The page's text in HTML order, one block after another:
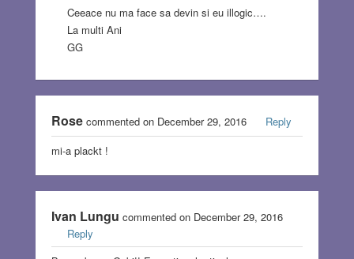
Ceeace nu ma face sa devin si eu illogic….
La multi Ani
GG
Rosecommented on December 29, 2016
Reply
mi-a plackt !
Ivan Lungu commented on December 29, 2016
Reply